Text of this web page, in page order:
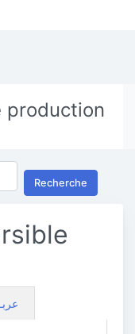
production
Recherche